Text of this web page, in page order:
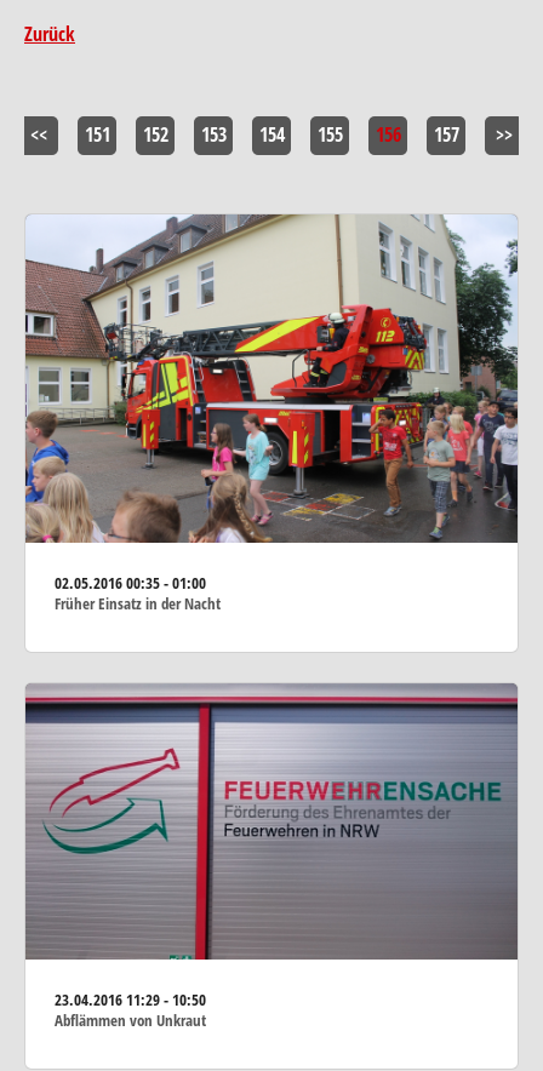
Zurück
<< 151 152 153 154 155 156 157 >>
02.05.201600:35 - 01:00
Früher Einsatz in der Nacht
23.04.201611:29 - 10:50
Abflämmen von Unkraut